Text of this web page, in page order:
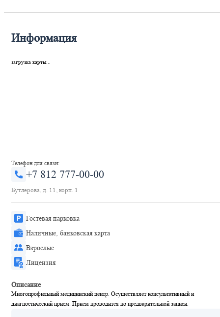
Информация
загрузка карты...
Телефон для связи:
+7 812 777-00-00
Бутлерова, д. 11, корп. 1
Гостевая парковка
Наличные, банковская карта
Взрослые
Лицензия
Описание
Многопрофильный медицинский центр. Осуществляет консультативный и
диагностический прием. Прием проводится по предварительной записи.